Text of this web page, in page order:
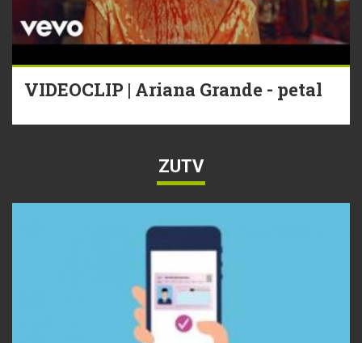
VIDEOCLIP | Ariana Grande - petal
ZUTV